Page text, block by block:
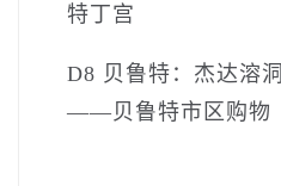
特丁宫
D8 贝鲁特：杰达溶洞
——贝鲁特市区购物